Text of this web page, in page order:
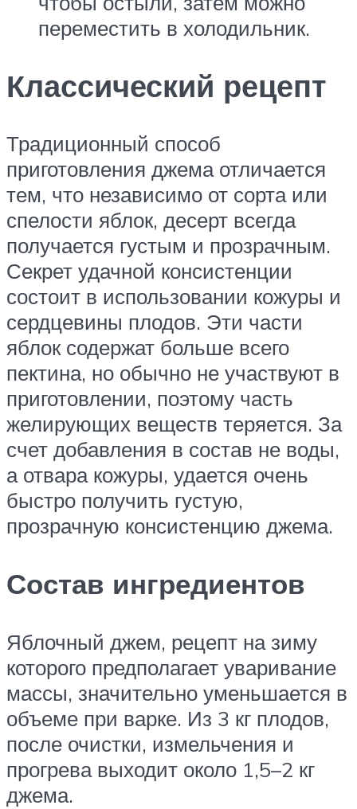
переместить в холодильник.
Классический рецепт
Традиционный способ
приготовления джема отличается
тем, что независимо от сорта или
спелости яблок, десерт всегда
получается густым и прозрачным.
Секрет удачной консистенции
состоит в использовании кожуры и
сердцевины плодов. Эти части
яблок содержат больше всего
пектина, но обычно не участвуют в
приготовлении, поэтому часть
желирующих веществ теряется. За
счет добавления в состав не воды,
а отвара кожуры, удается очень
быстро получить густую,
прозрачную консистенцию джема.
Состав ингредиентов
Яблочный джем, рецепт на зиму
которого предполагает уваривание
массы, значительно уменьшается в
объеме при варке. Из 3 кг плодов,
после очистки, измельчения и
прогрева выходит около 1,5–2 кг
джема.